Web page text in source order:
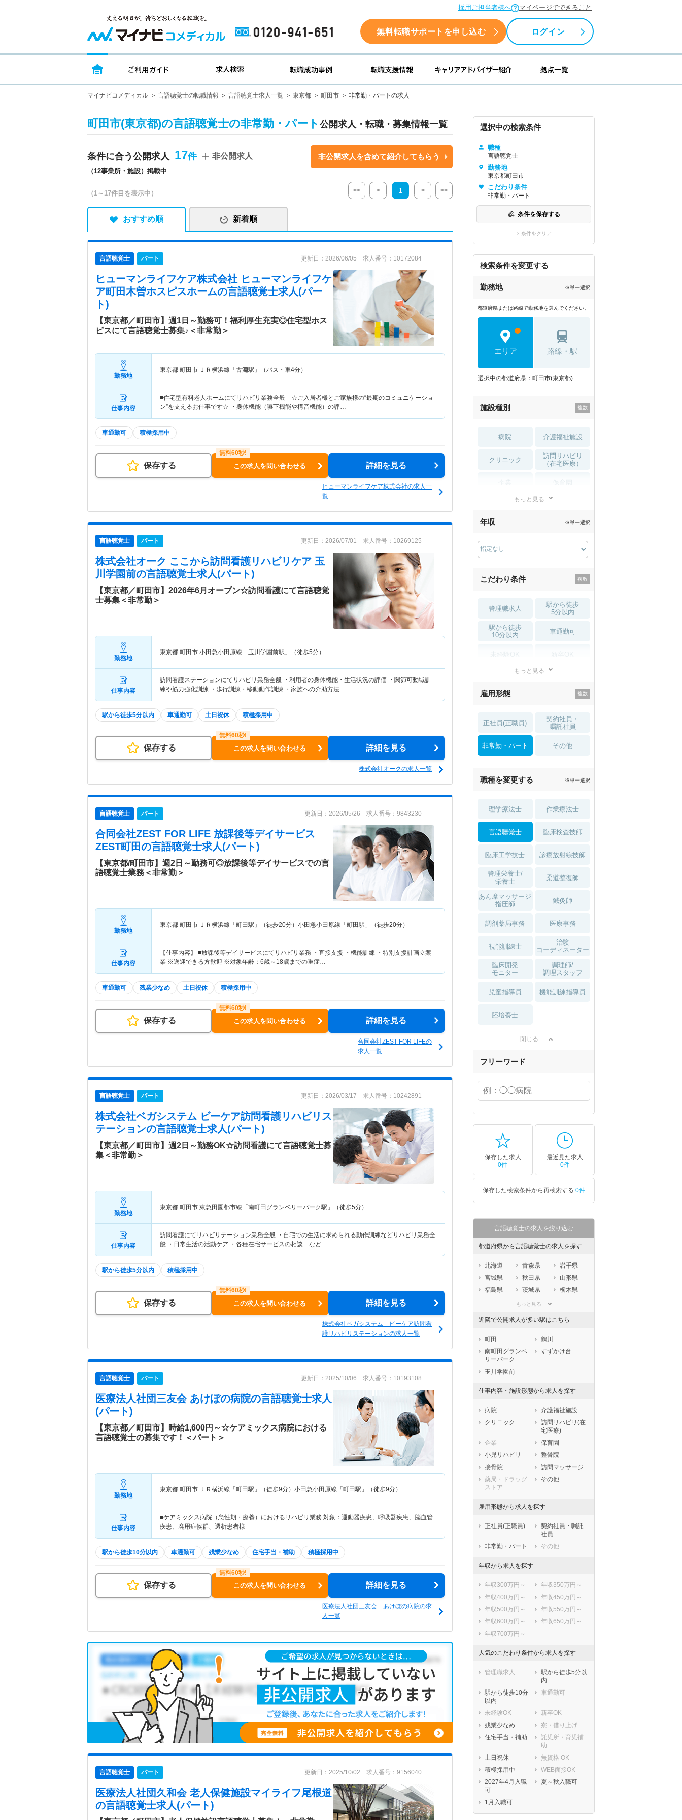
採用ご担当者様へ マイページでできること
0120-941-651 無料転職サポートを申し込む ログイン
トップページ ご利用ガイド 求人検索 転職成功事例 転職支援情報 キャリアアドバイザー紹介 拠点一覧
マイナビコメディカル 言語聴覚士の転職情報 言語聴覚士求人一覧 東京都 町田市 非常勤・パートの求人
町田市(東京都)の言語聴覚士の非常勤・パート 公開求人・転職・募集情報一覧
条件に合う公開求人 17
（12事業所・施設）掲載中
非公開求人 非公開求人を含めて紹介してもらう
（1～17件目を表示中） << < 1 > >>
おすすめ順 新着順
言語聴覚士 パート 更新日：2026/06/05 求人番号：10172084
ヒューマンライフケア株式会社 ヒューマンライフケ
ア町田木曽ホスピスホームの言語聴覚士求人(パー
ト)
【東京都／町田市】週1日～勤務可！福利厚生充実◎住宅型ホス
ピスにて言語聴覚士募集♪＜非常勤＞
勤務地
東京都 町田市 ＪＲ横浜線「古淵駅」（バス・車4分）
仕事内容
■住宅型有料老人ホームにてリハビリ業務全般 ☆ご入居者様とご家族様の“最期のコミュニケーショ
ン”を支えるお仕事です☆ ・身体機能（嚥下機能や構音機能）の評…
車通勤可 積極採用中
保存する この求人を問い合わせる 詳細を見る
ヒューマンライフケア株式会社の求人一
覧
言語聴覚士 パート 更新日：2026/07/01 求人番号：10269125
株式会社オーク ここから訪問看護リハビリケア 玉
川学園前の言語聴覚士求人(パート)
【東京都／町田市】2026年6月オープン☆訪問看護にて言語聴覚
士募集＜非常勤＞
勤務地
東京都 町田市 小田急小田原線「玉川学園前駅」（徒歩5分）
仕事内容
訪問看護ステーションにてリハビリ業務全般 ・利用者の身体機能・生活状況の評価 ・関節可動域訓
練や筋力強化訓練 ・歩行訓練・移動動作訓練 ・家族への介助方法…
駅から徒歩5分以内 車通勤可 土日祝休 積極採用中
保存する この求人を問い合わせる 詳細を見る
株式会社オークの求人一覧
言語聴覚士 パート 更新日：2026/05/26 求人番号：9843230
合同会社ZEST FOR LIFE 放課後等デイサービス
ZEST町田の言語聴覚士求人(パート)
【東京都/町田市】週2日～勤務可◎放課後等デイサービスでの言
語聴覚士業務＜非常勤＞
勤務地
東京都 町田市 ＪＲ横浜線「町田駅」（徒歩20分）小田急小田原線「町田駅」（徒歩20分）
仕事内容
【仕事内容】 ■放課後等デイサービスにてリハビリ業務 ・直接支援 ・機能訓練 ・特別支援計画立案
業 ※送迎できる方歓迎 ※対象年齢：6歳～18歳までの重症…
車通勤可 残業少なめ 土日祝休 積極採用中
保存する この求人を問い合わせる 詳細を見る
合同会社ZEST FOR LIFEの
求人一覧
言語聴覚士 パート 更新日：2026/03/17 求人番号：10242891
株式会社ベガシステム ビーケア訪問看護リハビリス
テーションの言語聴覚士求人(パート)
【東京都／町田市】週2日～勤務OK☆訪問看護にて言語聴覚士募
集＜非常勤＞
勤務地
東京都 町田市 東急田園都市線「南町田グランベリーパーク駅」（徒歩5分）
仕事内容
訪問看護にてリハビリテーション業務全般 ・自宅での生活に求められる動作訓練などリハビリ業務全
般 ・日常生活の活動ケア ・各種在宅サービスの相談 など
駅から徒歩5分以内 積極採用中
保存する この求人を問い合わせる 詳細を見る
株式会社ベガシステム ビーケア訪問看
護リハビリステーションの求人一覧
言語聴覚士 パート 更新日：2025/10/06 求人番号：10193108
医療法人社団三友会 あけぼの病院の言語聴覚士求人
(パート)
【東京都／町田市】時給1,600円～☆ケアミックス病院における
言語聴覚士の募集です！＜パート＞
勤務地
東京都 町田市 ＪＲ横浜線「町田駅」（徒歩9分）小田急小田原線「町田駅」（徒歩9分）
仕事内容
■ケアミックス病院（急性期・療養）におけるリハビリ業務 対象：運動器疾患、呼吸器疾患、脳血管
疾患、廃用症候群、透析患者様
駅から徒歩10分以内 車通勤可 残業少なめ 住宅手当・補助 積極採用中
保存する この求人を問い合わせる 詳細を見る
医療法人社団三友会 あけぼの病院の求
人一覧
言語聴覚士 パート 更新日：2025/10/02 求人番号：9156040
医療法人社団久和会 老人保健施設マイライフ尾根道
の言語聴覚士求人(パート)
選択中の検索条件
職種
言語聴覚士
勤務地
東京都町田市
こだわり条件
非常勤・パート
条件を保存する
× 条件をクリア
検索条件を変更する
勤務地 ※単一選択
都道府県または路線で勤務地を選んでください。
エリア 路線・駅
選択中の都道府県：町田市(東京都)
施設種別
病院 介護福祉施設
クリニック
訪問リハビリ
（在宅医療）
薬局・
もっと見る
年収 ※単一選択
こだわり条件
管理職求人
駅から徒歩
5分以内
駅から徒歩
10分以内
車通勤可
住宅手当・補助
土日祝休 無資格 OK
積極採用中 WEB面接OK
もっと見る
雇用形態
正社員(正職員)
契約社員・
嘱託社員
非常勤・パート その他
職種を変更する ※単一選択
理学療法士 作業療法士
言語聴覚士 臨床検査技師
臨床工学技士 診療放射線技師
管理栄養士/
栄養士
柔道整復師
あん摩マッサージ
指圧師
鍼灸師
調剤薬局事務 医療事務
視能訓練士
治験
コーディネーター
臨床開発
モニター
調理師/
調理スタッフ
児童指導員 機能訓練指導員
胚培養士
閉じる
フリーワード
保存した求人
0件
最近見た求人
0件
保存した検索条件から再検索する 0件
言語聴覚士の求人を絞り込む
都道府県から言語聴覚士の求人を探す
北海道 青森県
岩手県
宮城県
秋田県
山形県
福島県
茨城県
栃木県
埼玉県
石川県
福井県
静岡県
愛知県
三重県
滋賀県
兵庫県
鳥取県
島根県
岡山県
香川県
愛媛県
高知県
福岡県
佐賀県
長崎県
もっと見る
近隣で公開求人が多い駅はこちら
町田
鶴川
南町田グランベ
リーパーク
すずかけ台
玉川学園前
仕事内容・施設形態から求人を探す
病院
介護福祉施設
クリニック
訪問リハビリ(在
宅医療)
企業
保育園
小児リハビリ
整骨院
接骨院
訪問マッサージ
薬局・ドラッグ
ストア
その他
雇用形態から求人を探す
正社員(正職員)
契約社員・嘱託
社員
非常勤・パート
その他
年収から求人を探す
年収300万円～
年収350万円～
年収400万円～
年収450万円～
年収500万円～
年収550万円～
年収600万円～
年収650万円～
年収700万円～
人気のこだわり条件から求人を探す
管理職求人
駅から徒歩5分以
内
駅から徒歩10分
以内
車通勤可
未経験OK
新卒OK
残業少なめ
寮・借り上げ
住宅手当・補助
託児所・育児補
助
土日祝休
無資格 OK
積極採用中
WEB面接OK
2027年4月入職
可
夏～秋入職可
1月入職可